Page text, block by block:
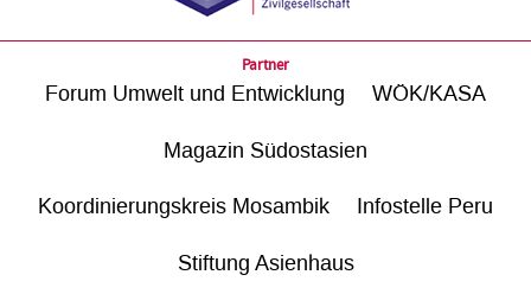
Partner
Forum Umwelt und Entwicklung WÖK/KASA
Magazin Südostasien
Koordinierungskreis Mosambik Infostelle Peru
Stiftung Asienhaus